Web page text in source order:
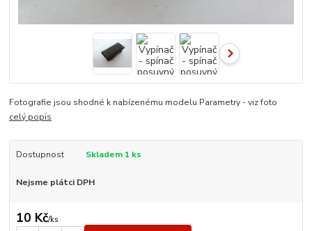
Fotografie jsou shodné k nabízenému modelu Parametry - viz foto
celý popis
Dostupnost Skladem 1 ks
Nejsme plátci DPH
10 Kč/ks